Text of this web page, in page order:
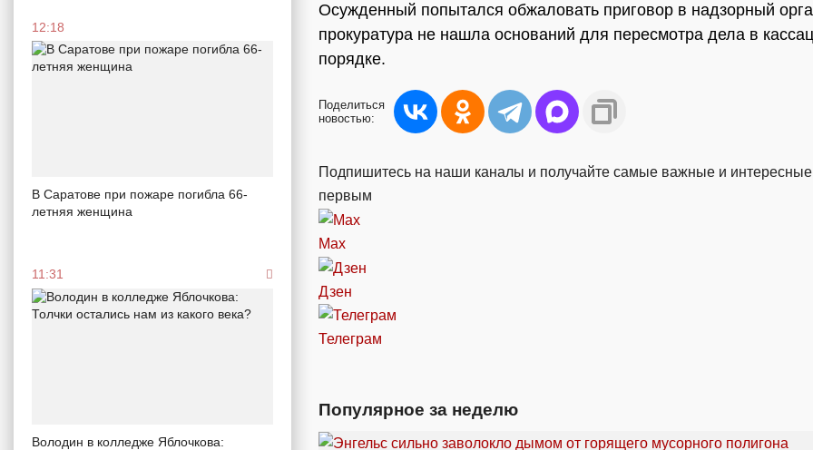
12:18
В Саратове при пожаре погибла 66-
летняя женщина
11:31
Володин в колледже Яблочкова:
Осужденный попытался обжаловать приговор в надзорный
прокуратура не нашла оснований для пересмотра дела в
порядке.
Поделиться
новостью:
Подпишитесь на наши каналы и получайте самые важные и интересные
первым
Max
Дзен
Телеграм
Популярное за неделю